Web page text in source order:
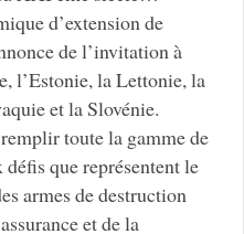
d’extension de
de l’invitation à
l’Estonie, la Lettonie, la
et la Slovénie.
toute la gamme de
défis que représentent le
armes de destruction
et de la